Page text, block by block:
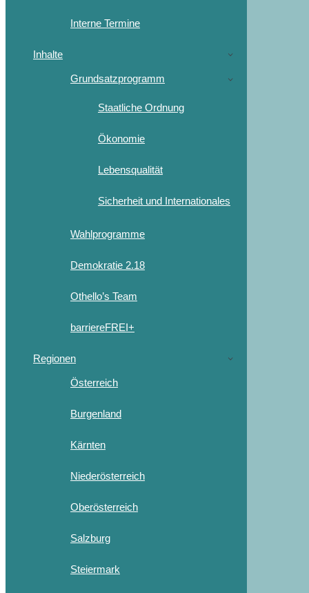
Interne Termine
Inhalte
Grundsatzprogramm
Staatliche Ordnung
Ökonomie
Lebensqualität
Sicherheit und Internationales
Wahlprogramme
Demokratie 2.18
Othello’s Team
barriereFREI+
Regionen
Österreich
Burgenland
Kärnten
Niederösterreich
Oberösterreich
Salzburg
Steiermark